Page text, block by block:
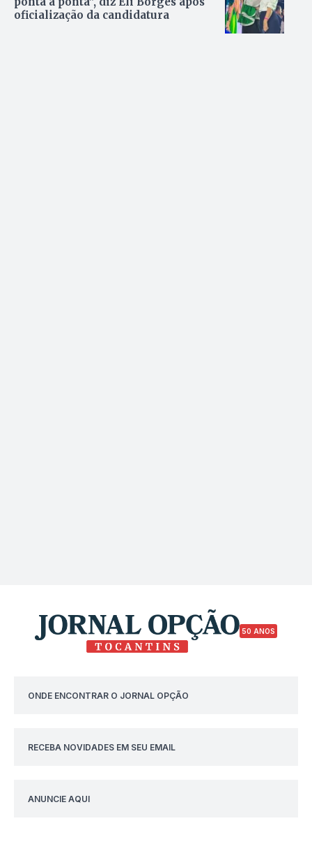
oficialização da candidatura
50 ANOS
ONDE ENCONTRAR O JORNAL OPÇÃO
RECEBA NOVIDADES EM SEU EMAIL
ANUNCIE AQUI